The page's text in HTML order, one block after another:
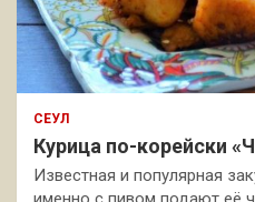
СЕУЛ
Курица по-корейски
Известная и популярная